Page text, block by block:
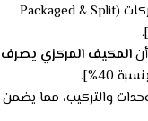
نقدم نصائح حول أفضل الماركات (Packaged & Split
المكيف المركزي يصرف
40%].
والتركيب، مما يضمن